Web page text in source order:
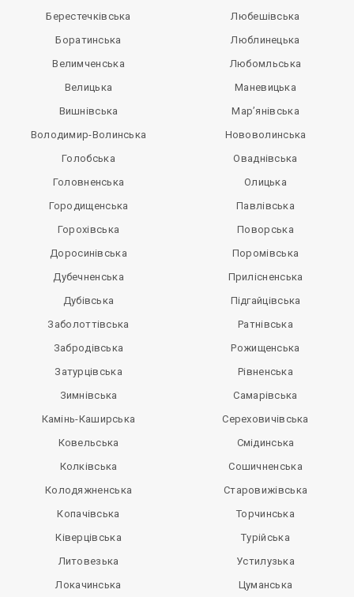
Берестечківська
Боратинська
Велимченська
Велицька
Вишнівська
Володимир-Волинська
Голобська
Головненська
Городищенська
Горохівська
Доросинівська
Дубечненська
Дубівська
Заболоттівська
Забродівська
Затурцівська
Зимнівська
Камінь-Каширська
Ковельська
Колківська
Колодяжненська
Копачівська
Ківерцівська
Литовезька
Локачинська
Любешівська
Люблинецька
Любомльська
Маневицька
Мар’янівська
Нововолинська
Оваднівська
Олицька
Павлівська
Поворська
Поромівська
Прилісненська
Підгайцівська
Ратнівська
Рожищенська
Рівненська
Самарівська
Сереховичівська
Смідинська
Сошичненська
Старовижівська
Торчинська
Турійська
Устилузька
Цуманська